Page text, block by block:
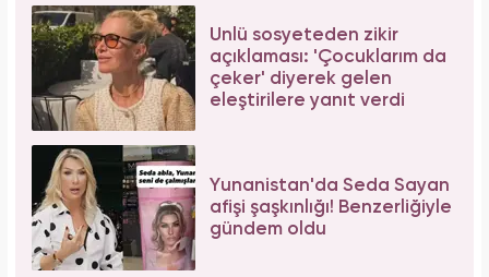
Serenay Sarıkaya, Feyza Civelek ve Blok3
dahil 8 kişinin uyuşturucu test sonucu belli
oldu!